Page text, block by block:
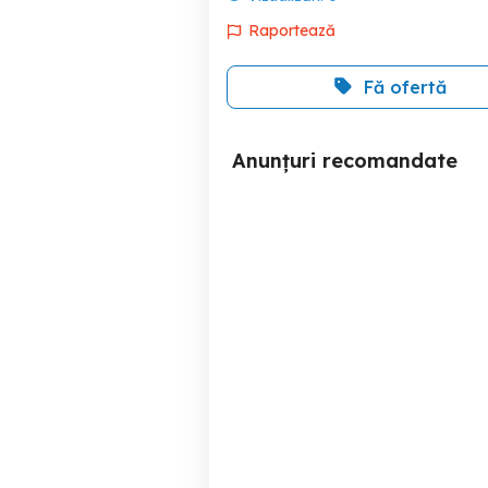
Raportează
Fă ofertă
Anunțuri recomandate